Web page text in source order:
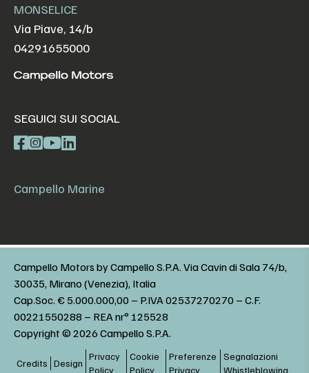
MONSELICE
Via Piave, 14/b
04291655000
SEGUICI SUI SOCIAL
Campello Marine
Campello Motors by Campello S.P.A. Via Cavin di Sala 74/b,
30035, Mirano (Venezia), Italia
Cap.Soc. € 5.000.000,00 – P.IVA 02537270270 – C.F.
00221550288 – REA nr° 125528
Copyright © 2026 Campello S.P.A.
Credits Design
Privacy
Policy
Cookie
Policy
Preferenze
Privacy
Segnalazioni
Whistleblowing